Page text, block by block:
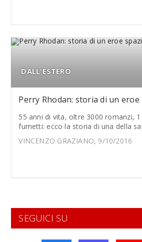
DALL'ESTERO
Perry Rhodan: storia di un eroe
55 anni di vita, oltre 3000 romanzi,
fumetti: ecco la storia di una della
VINCENZO GRAZIANO, 9/10/2016
SEGUICI SU